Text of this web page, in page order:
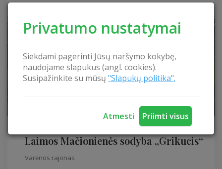
Privatumo nustatymai
Siekdami pagerinti Jūsų naršymo kokybę,
naudojame slapukus (angl. cookies).
Susipažinkite su mūsų "Slapukų politika".
Atmesti Priimti visus
Laimos Mačionienės sodyba „Grikucis“
Laimos Mačionienės sodyba „Grikucis“
Varėnos rajonas